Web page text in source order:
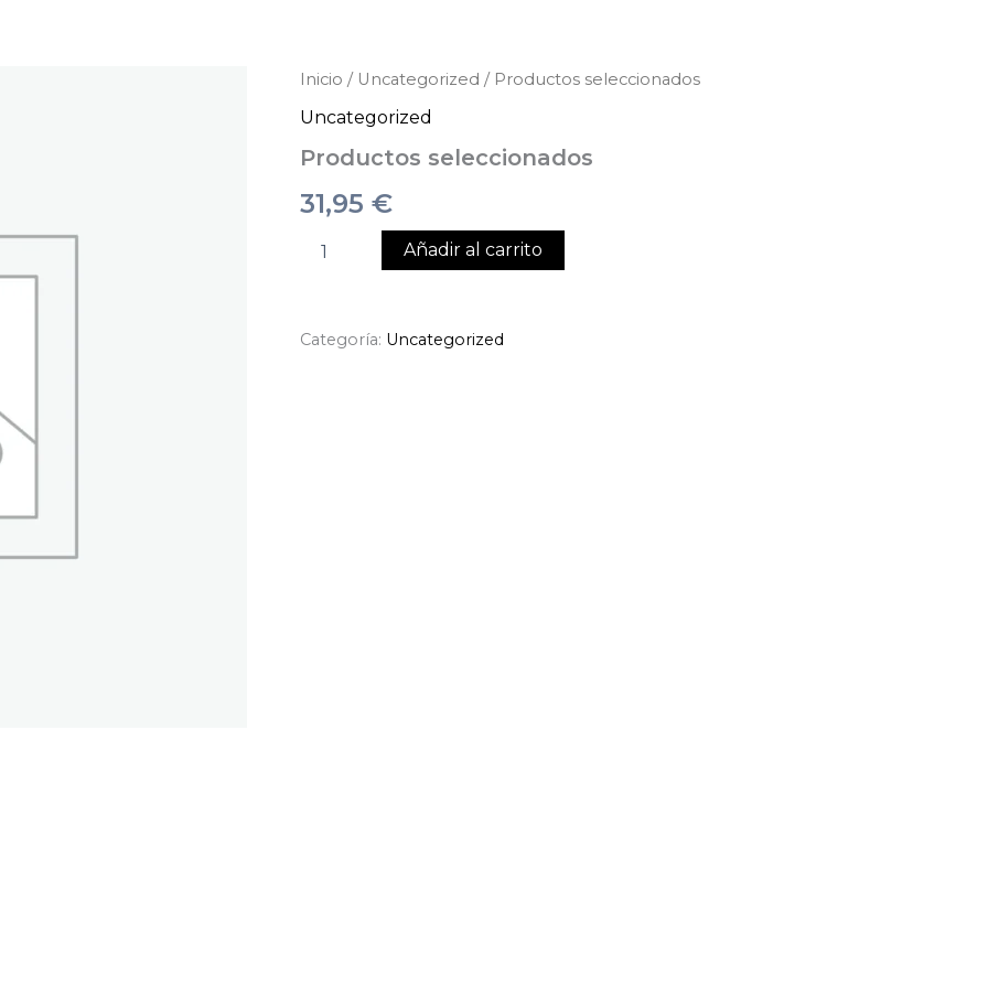
Inicio / Uncategorized / Productos seleccionados
Uncategorized
Productos seleccionados
31,95 €
Productos
cantidad
Añadir al carrito
Categoría: Uncategorized